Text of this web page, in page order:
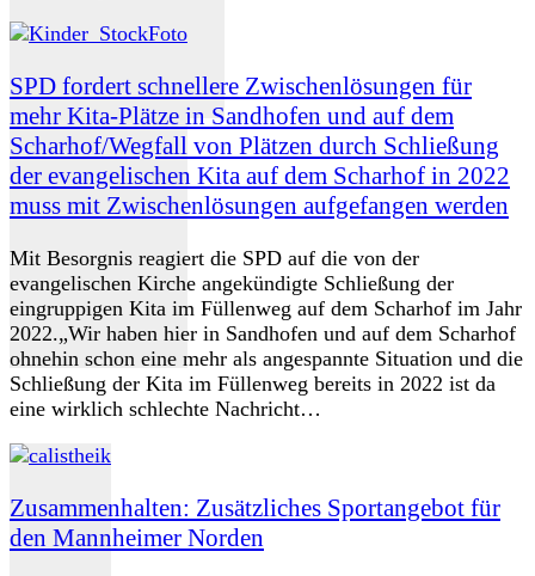
SPD fordert schnellere Zwischenlösungen für
mehr Kita-Plätze in Sandhofen und auf dem
Scharhof/Wegfall von Plätzen durch Schließung
der evangelischen Kita auf dem Scharhof in 2022
muss mit Zwischenlösungen aufgefangen werden
Mit Besorgnis reagiert die SPD auf die von der
evangelischen Kirche angekündigte Schließung der
eingruppigen Kita im Füllenweg auf dem Scharhof im Jahr
2022.„Wir haben hier in Sandhofen und auf dem Scharhof
ohnehin schon eine mehr als angespannte Situation und die
Schließung der Kita im Füllenweg bereits in 2022 ist da
eine wirklich schlechte Nachricht…
Zusammenhalten: Zusätzliches Sportangebot für
den Mannheimer Norden